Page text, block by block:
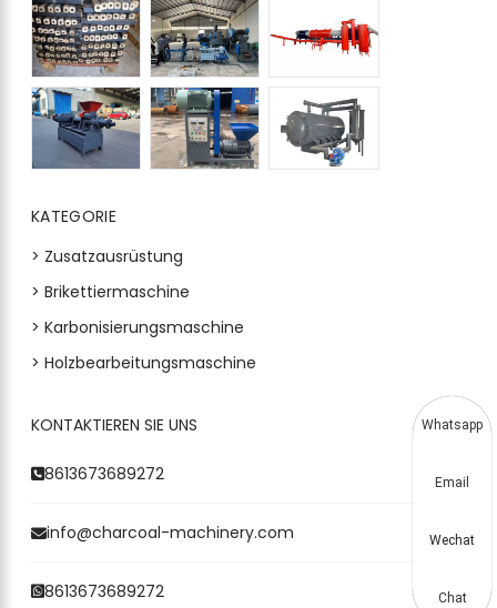
KATEGORIE
> Zusatzausrüstung
> Brikettiermaschine
> Karbonisierungsmaschine
> Holzbearbeitungsmaschine
KONTAKTIEREN SIE UNS
8613673689272
info@charcoal-machinery.com
8613673689272
Whatsapp
Email
Wechat
Chat